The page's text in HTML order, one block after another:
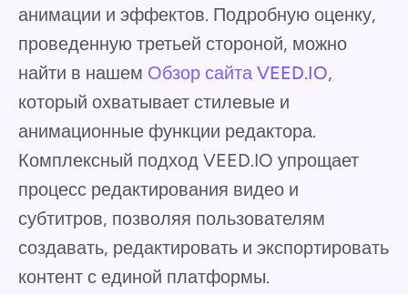
анимации и эффектов. Подробную оценку,
проведенную третьей стороной, можно
найти в нашем Обзор сайта VEED.IO,
который охватывает стилевые и
анимационные функции редактора.
Комплексный подход VEED.IO упрощает
процесс редактирования видео и
субтитров, позволяя пользователям
создавать, редактировать и экспортировать
контент с единой платформы.